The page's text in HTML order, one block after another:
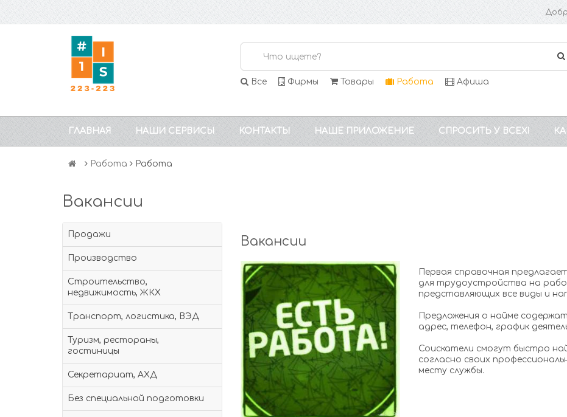
Все Фирмы Товары Работа Афиша
ГЛАВНАЯ НАШИ СЕРВИСЫ КОНТАКТЫ НАШЕ ПРИЛОЖЕНИЕ СПРОСИТЬ У ВСЕХ!
Работа Работа
Вакансии
Продажи
Производство
Строительство,
недвижимость, ЖКХ
Транспорт, логистика, ВЭД
Туризм, рестораны,
гостиницы
Секретариат, АХД
Без специальной подготовки
Вакансии
Первая справочная
для трудоустройства на
представляющих все виды и
Предложения о найме
адрес, телефон, график
Соискатели смогут быстро
согласно своих
месту службы.